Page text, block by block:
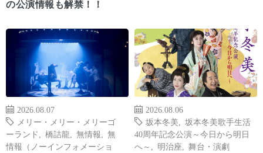
の公演情報も解禁！！
2026.08.07
メリー・メリー・メリーゴ
ーランド
橋詰龍 無情報
無
情報（ノーインフォメーショ
2026.08.06
坂本冬美
坂本冬美歌手生活
40周年記念公演～今日から明日
へ～
明治座 舞台・演劇